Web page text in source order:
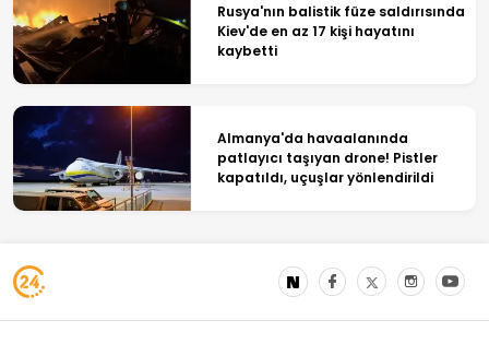
Rusya'nın balistik füze saldırısında
Kiev'de en az 17 kişi hayatını
kaybetti
Almanya'da havaalanında
patlayıcı taşıyan drone! Pistler
kapatıldı, uçuşlar yönlendirildi